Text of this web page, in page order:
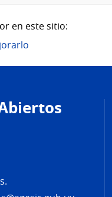
en este sitio: